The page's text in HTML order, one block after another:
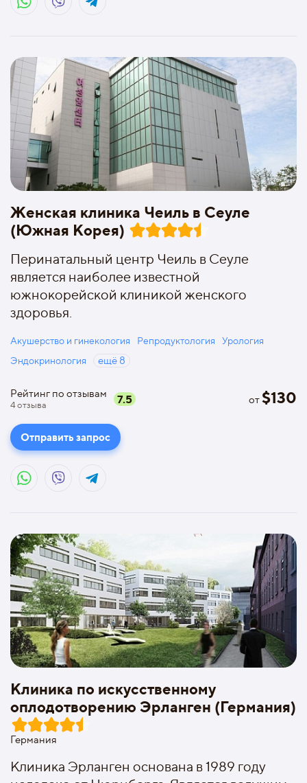
Женская клиника Чеиль в Сеуле
(Южная Корея)
Перинатальный центр Чеиль в Сеуле
является наиболее известной
южнокорейской клиникой женского
здоровья.
Акушерство и гинекология Репродуктология
Урология
Эндокринология
ещё 8
Рейтинг по отзывам
4отзыва 7.5 от$130
Отправить запрос
Клиника по искусственному
оплодотворению Эрланген (Германия)
Германия
Клиника Эрланген основана в 1989 году